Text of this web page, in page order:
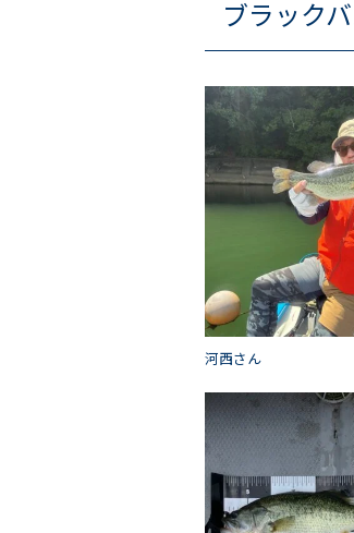
ブラック
河西さん